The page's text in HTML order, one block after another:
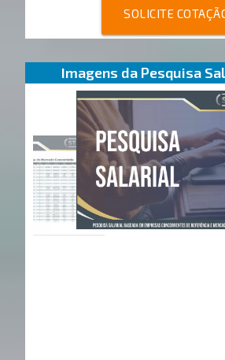
SOLICITE
Imagens da Pesquisa